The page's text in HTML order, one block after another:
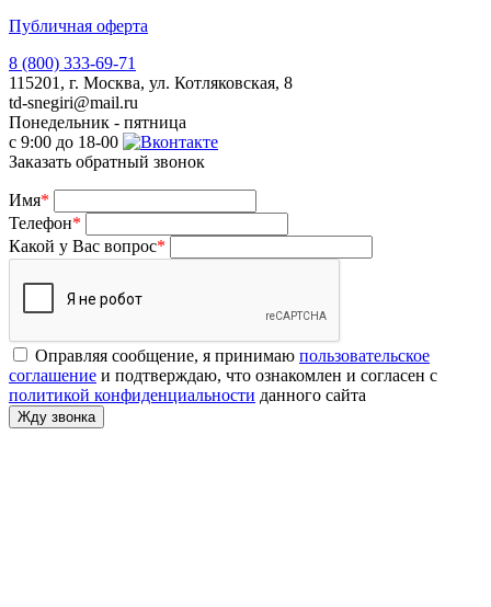
Публичная оферта
8 (800) 333-69-71
115201, г. Москва, ул. Котляковская, 8
td-snegiri@mail.ru
Понедельник - пятница
с 9:00 до 18-00
Заказать обратный звонок
Имя*
Телефон*
Какой у Вас вопрос*
Оправляя сообщение, я принимаю пользовательское
соглашение и подтверждаю, что ознакомлен и согласен с
политикой конфиденциальности данного сайта